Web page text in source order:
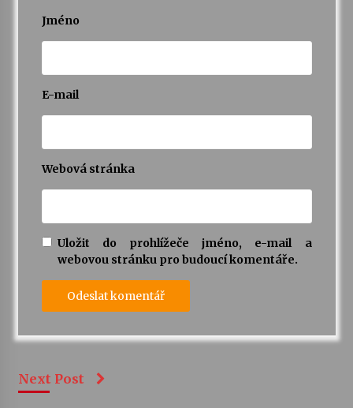
Jméno
E-mail
Webová stránka
Uložit do prohlížeče jméno, e-mail a
webovou stránku pro budoucí komentáře.
Next Post